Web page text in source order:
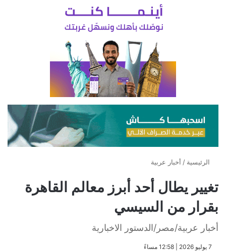
الرئيسية / أخبار عربية
تغيير يطال أحد أبرز معالم القاهرة
بقرار من السيسي
أخبار عربية/مصر/الدستور الاخبارية
​7 يوليو 2026 | 12:58 مساءً